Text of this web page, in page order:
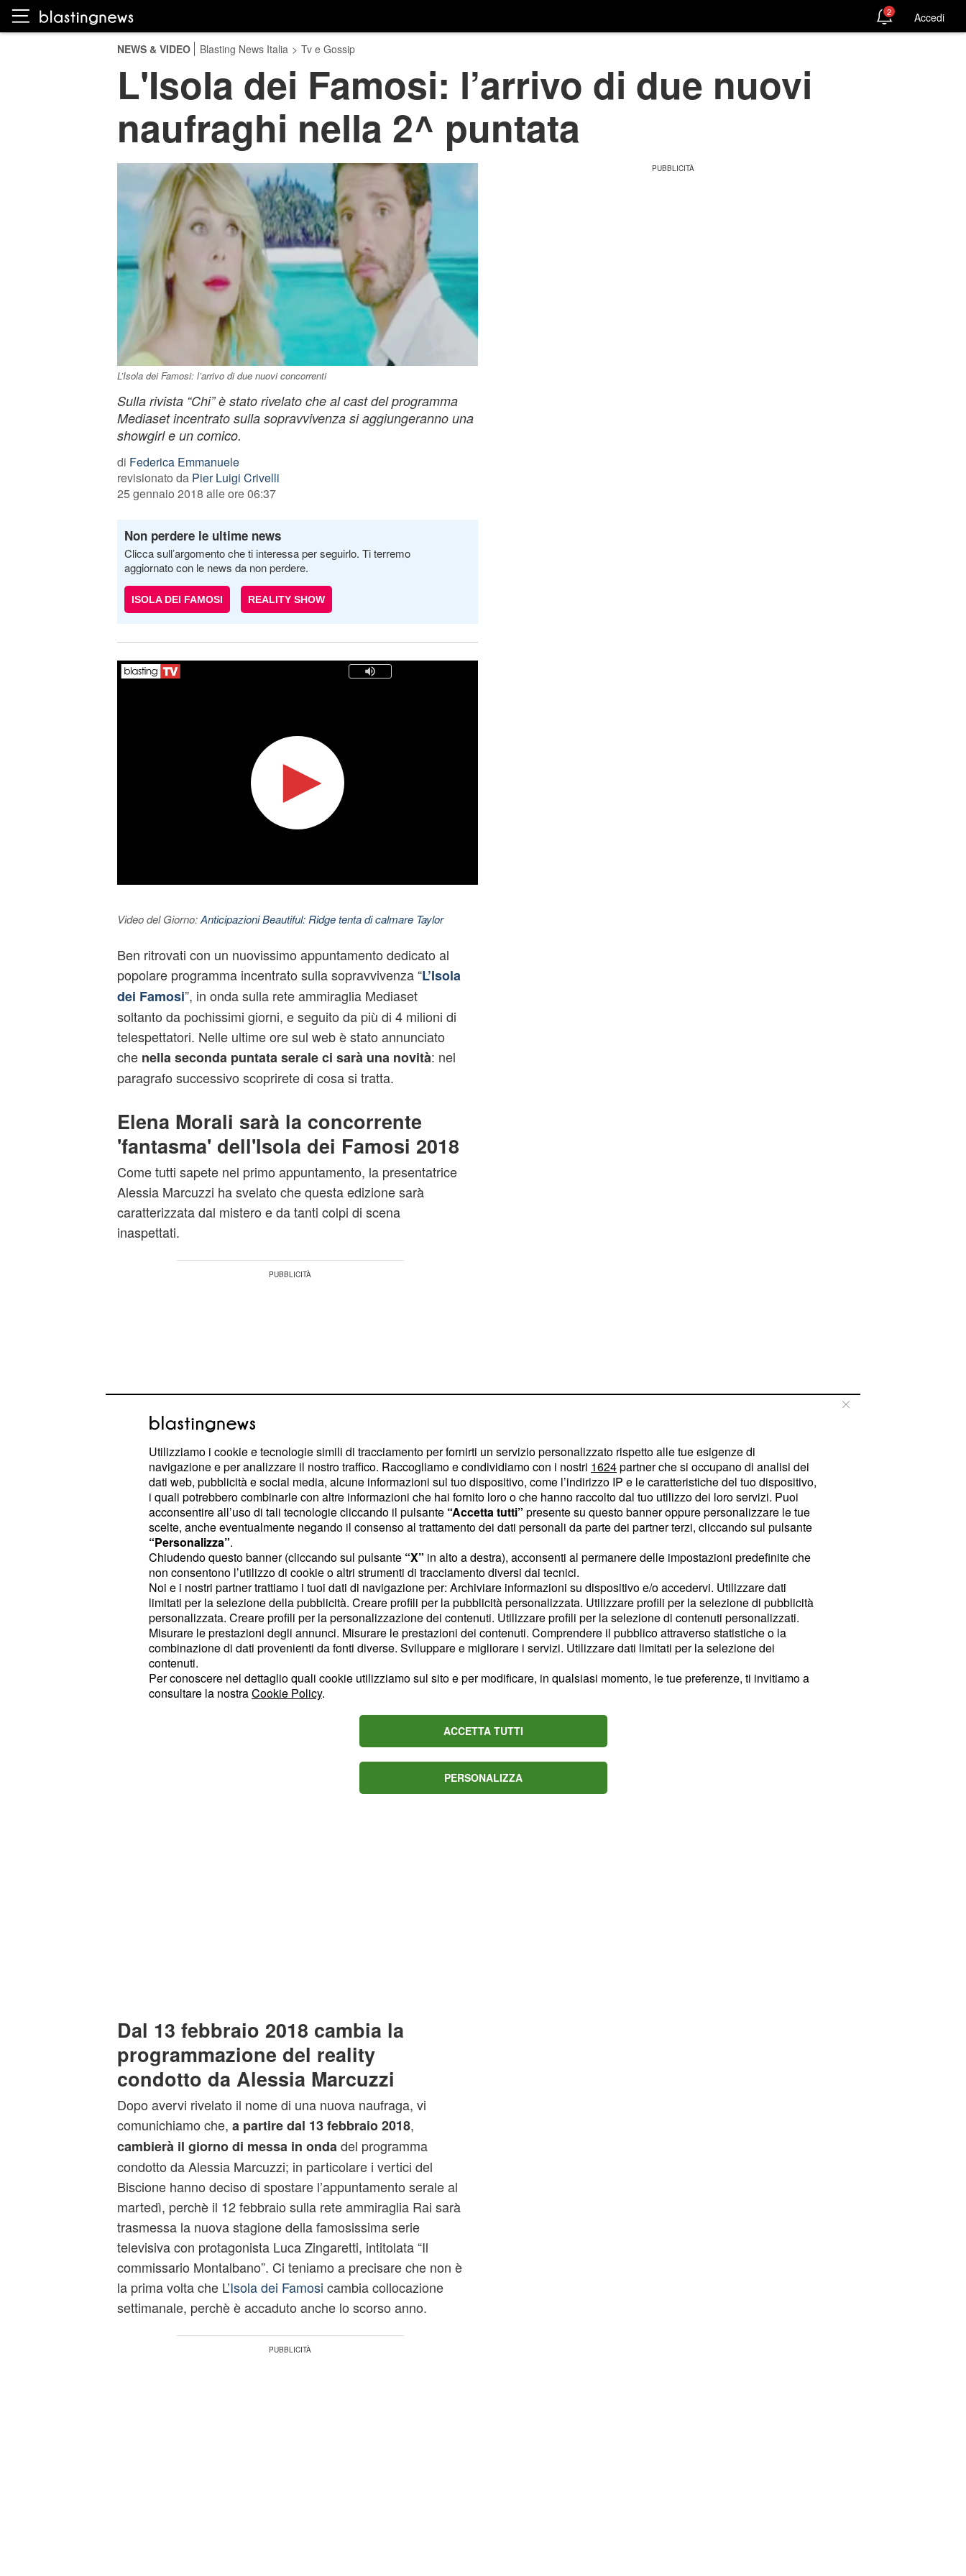
2 Accedi
NEWS & VIDEO Blasting News Italia > Tv e Gossip
L'Isola dei Famosi: l’arrivo di due nuovi
naufraghi nella 2^ puntata
L’Isola dei Famosi: l’arrivo di due nuovi concorrenti
Sulla rivista “Chi” è stato rivelato che al cast del programma
Mediaset incentrato sulla sopravvivenza si aggiungeranno una
showgirl e un comico.
di Federica Emmanuele
revisionato da Pier Luigi Crivelli
25 gennaio 2018 alle ore 06:37
Non perdere le ultime news
Clicca sull’argomento che ti interessa per seguirlo. Ti terremo
aggiornato con le news da non perdere.
ISOLA DEI FAMOSI REALITY SHOW
Video del Giorno:Anticipazioni Beautiful: Ridge tenta di calmare Taylor
Ben ritrovati con un nuovissimo appuntamento dedicato al
popolare programma incentrato sulla sopravvivenza “L’Isola
dei Famosi”, in onda sulla rete ammiraglia Mediaset
soltanto da pochissimi giorni, e seguito da più di 4 milioni di
telespettatori. Nelle ultime ore sul web è stato annunciato
che nella seconda puntata serale ci sarà una novità: nel
paragrafo successivo scoprirete di cosa si tratta.
Elena Morali sarà la concorrente
'fantasma' dell'Isola dei Famosi 2018
Come tutti sapete nel primo appuntamento, la presentatrice
Alessia Marcuzzi ha svelato che questa edizione sarà
caratterizzata dal mistero e da tanti colpi di scena
inaspettati.
A tal proposito vi riveliamo che, sulle pagine del settimanale
“Chi” nel numero in edicola mercoledì 24 gennaio, è stato
comunicato chein Honduras sbarcheranno due nuovi
naufraghinel corso della seconda puntata in onda su
Canale 5il 29 gennaio 2018, si tratta di un'ex concorrente
Realityshow “La Pupa e Il Secchione”, Elena Morali.
Quest’ultima sarà una naufraga a tutti gli effetti, ma
inizialmente vestirà i panni di un “fantasma”, perchè dovrà
vivere rubando cibo e oggetti agli altri concorrenti, senza
farsi scoprire; il secondo concorrente, invece, dovrebbe
essere un noto comico, ma al momento non è stata svelata
Dal 13 febbraio 2018 cambia la
programmazione del reality
condotto da Alessia Marcuzzi
Dopo avervi rivelato il nome di una nuova naufraga, vi
comunichiamo che, a partire dal 13 febbraio 2018,
cambierà il giorno di messa in onda del programma
condotto da Alessia Marcuzzi; in particolare i vertici del
Biscione hanno deciso di spostare l’appuntamento serale al
martedì, perchè il 12 febbraio sulla rete ammiraglia Rai sarà
trasmessa la nuova stagione della famosissima serie
televisiva con protagonista Luca Zingaretti, intitolata “Il
commissario Montalbano”. Ci teniamo a precisare che non è
la prima volta che L’Isola dei Famosi cambia collocazione
settimanale, perchè è accaduto anche lo scorso anno.
Utilizziamo i cookie e tecnologie simili di tracciamento per fornirti un servizio personalizzato rispetto alle tue esigenze di
navigazione e per analizzare il nostro traffico. Raccogliamo e condividiamo con i nostri 1624partner che si occupano di analisi dei
dati web, pubblicità e social media, alcune informazioni sul tuo dispositivo, come l’indirizzo IP e le caratteristiche del tuo dispositivo,
i quali potrebbero combinarle con altre informazioni che hai fornito loro o che hanno raccolto dal tuo utilizzo dei loro servizi. Puoi
acconsentire all’uso di tali tecnologie cliccando il pulsante “Accetta tutti” presente su questo banner oppure personalizzare le tue
scelte, anche eventualmente negando il consenso al trattamento dei dati personali da parte dei partner terzi, cliccando sul pulsante
“Personalizza”.
Chiudendo questo banner (cliccando sul pulsante “X” in alto a destra), acconsenti al permanere delle impostazioni predefinite che
non consentono l’utilizzo di cookie o altri strumenti di tracciamento diversi dai tecnici.
Noi e i nostri partner trattiamo i tuoi dati di navigazione per: Archiviare informazioni su dispositivo e/o accedervi. Utilizzare dati
limitati per la selezione della pubblicità. Creare profili per la pubblicità personalizzata. Utilizzare profili per la selezione di pubblicità
personalizzata. Creare profili per la personalizzazione dei contenuti. Utilizzare profili per la selezione di contenuti personalizzati.
Misurare le prestazioni degli annunci. Misurare le prestazioni dei contenuti. Comprendere il pubblico attraverso statistiche o la
combinazione di dati provenienti da fonti diverse. Sviluppare e migliorare i servizi. Utilizzare dati limitati per la selezione dei
contenuti.
Per conoscere nel dettaglio quali cookie utilizziamo sul sito e per modificare, in qualsiasi momento, le tue preferenze, ti invitiamo a
consultare la nostraCookie Policy.
ACCETTA TUTTI
PERSONALIZZA